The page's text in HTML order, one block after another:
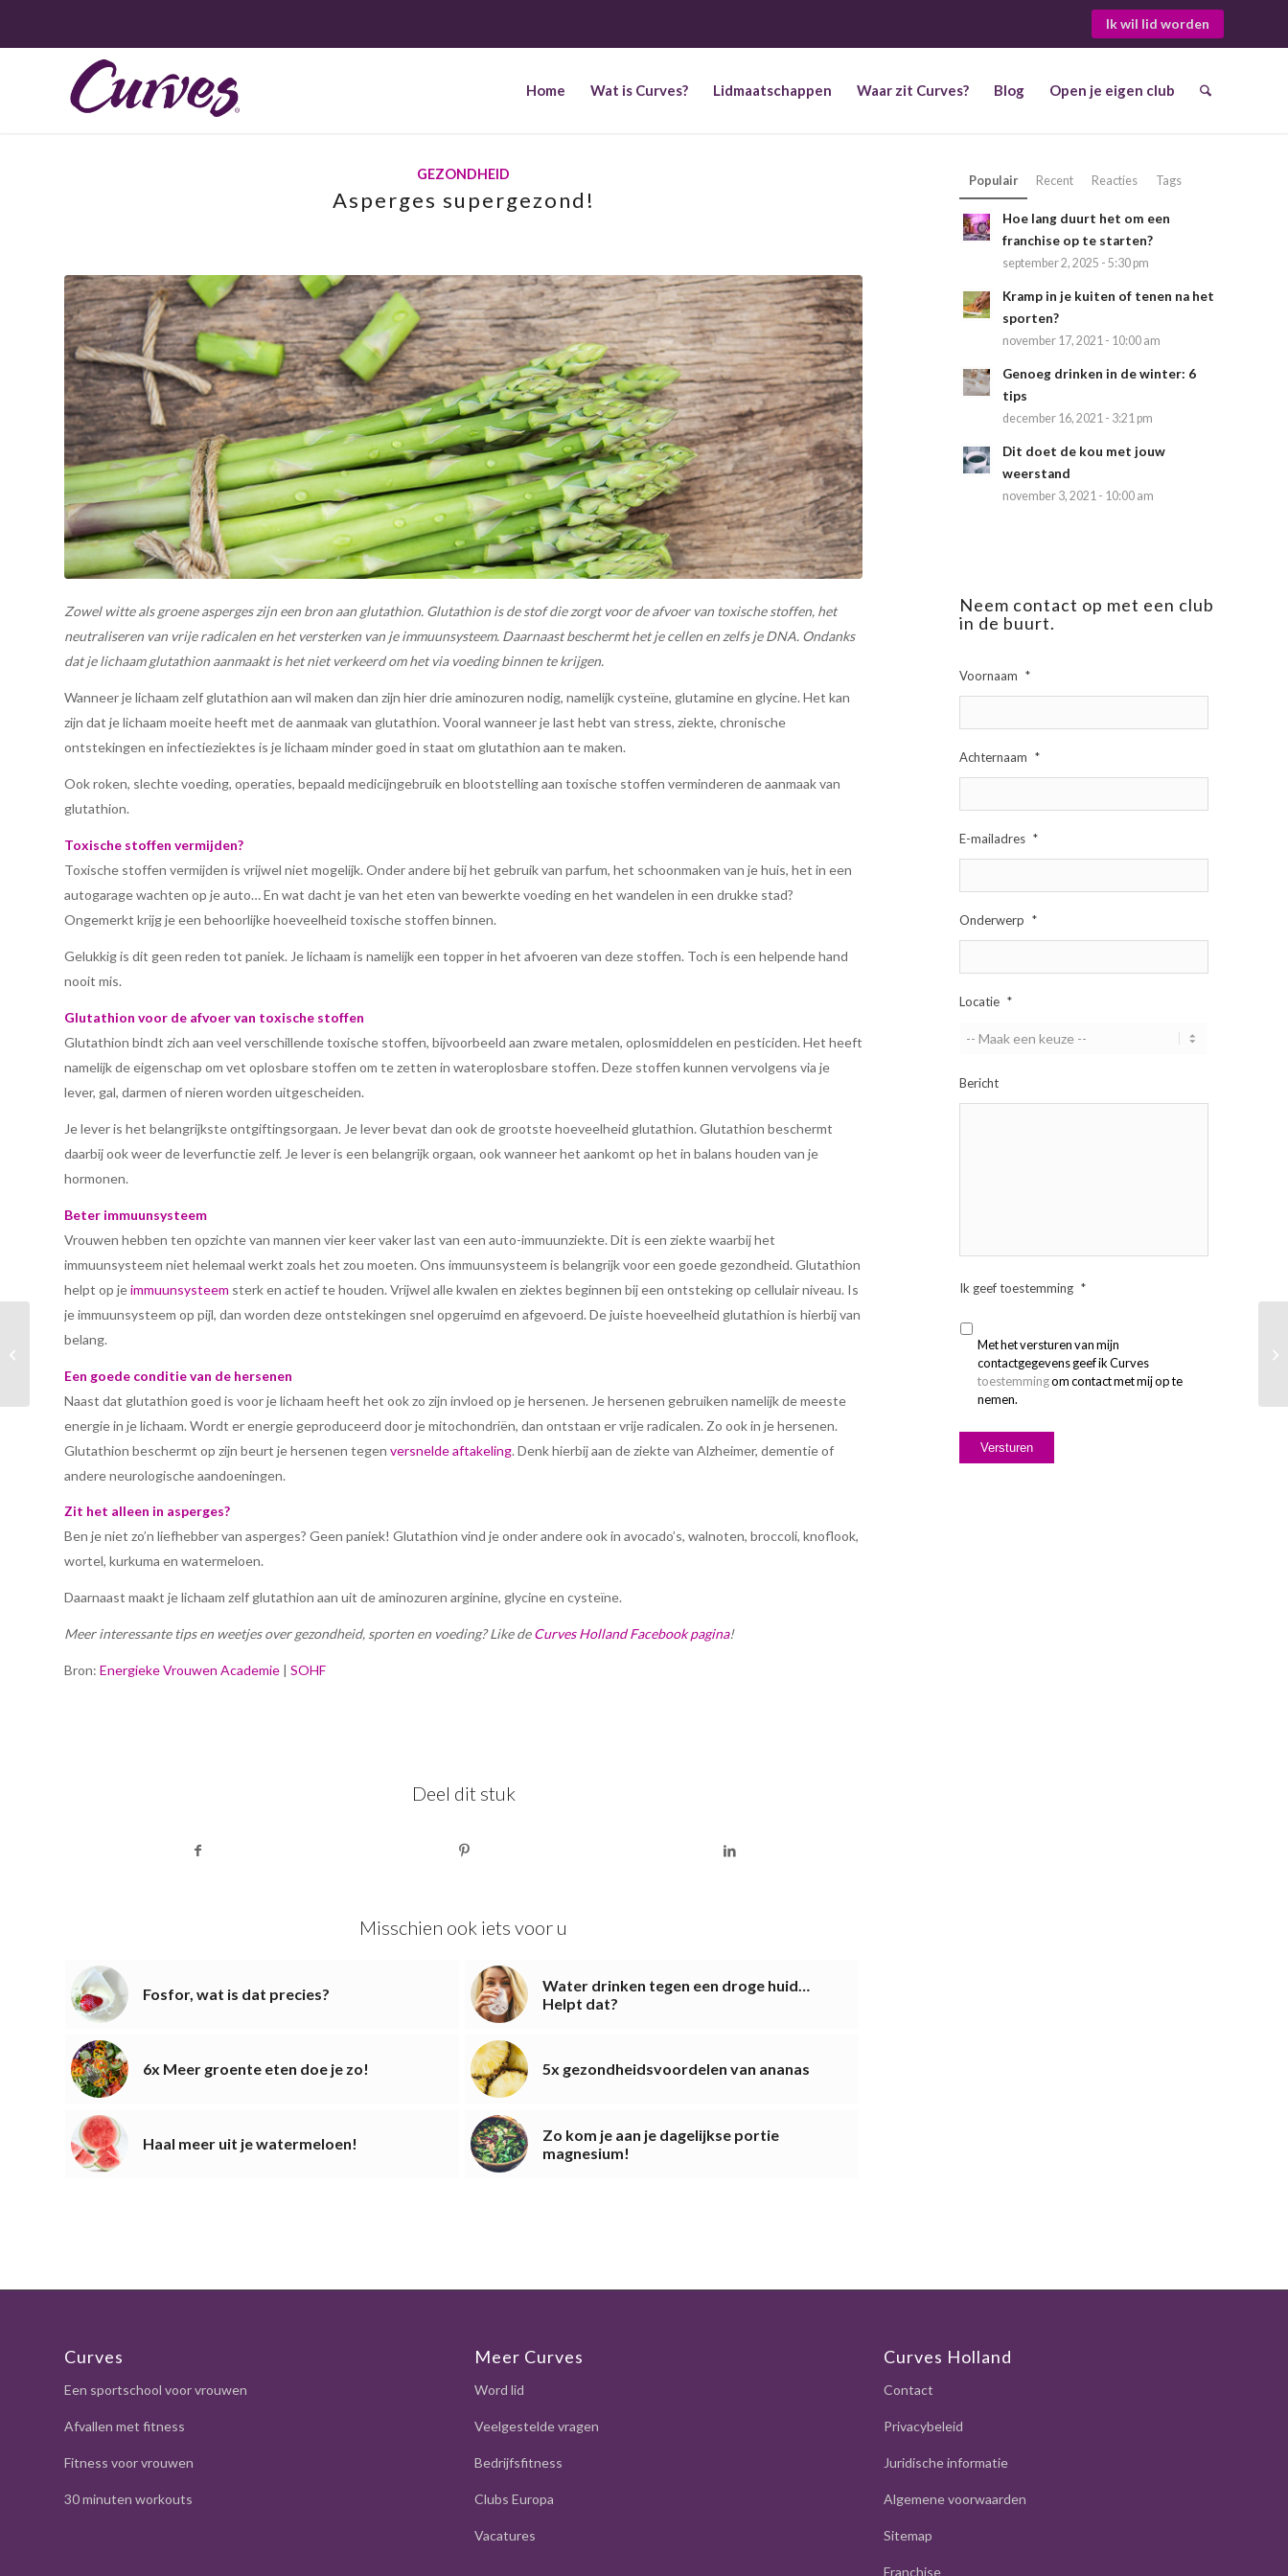
Ik wil lid worden
Home Wat is Curves? Lidmaatschappen Waar zit Curves? Blog Open je eigen club
GEZONDHEID
Asperges supergezond!
Zowel witte als groene asperges zijn een bron aan glutathion. Glutathion is de stof die zorgt voor de afvoer van toxische stoffen, het
neutraliseren van vrije radicalen en het versterken van je immuunsysteem. Daarnaast beschermt het je cellen en zelfs je DNA. Ondanks
dat je lichaam glutathion aanmaakt is het niet verkeerd om het via voeding binnen te krijgen.
Wanneer je lichaam zelf glutathion aan wil maken dan zijn hier drie aminozuren nodig, namelijk cysteïne, glutamine en glycine. Het kan
zijn dat je lichaam moeite heeft met de aanmaak van glutathion. Vooral wanneer je last hebt van stress, ziekte, chronische
ontstekingen en infectieziektes is je lichaam minder goed in staat om glutathion aan te maken.
Ook roken, slechte voeding, operaties, bepaald medicijngebruik en blootstelling aan toxische stoffen verminderen de aanmaak van
glutathion.
Toxische stoffen vermijden?
Toxische stoffen vermijden is vrijwel niet mogelijk. Onder andere bij het gebruik van parfum, het schoonmaken van je huis, het in een
autogarage wachten op je auto… En wat dacht je van het eten van bewerkte voeding en het wandelen in een drukke stad?
Ongemerkt krijg je een behoorlijke hoeveelheid toxische stoffen binnen.
Gelukkig is dit geen reden tot paniek. Je lichaam is namelijk een topper in het afvoeren van deze stoffen. Toch is een helpende hand
nooit mis.
Glutathion voor de afvoer van toxische stoffen
Glutathion bindt zich aan veel verschillende toxische stoffen, bijvoorbeeld aan zware metalen, oplosmiddelen en pesticiden. Het heeft
namelijk de eigenschap om vet oplosbare stoffen om te zetten in wateroplosbare stoffen. Deze stoffen kunnen vervolgens via je
lever, gal, darmen of nieren worden uitgescheiden.
Je lever is het belangrijkste ontgiftingsorgaan. Je lever bevat dan ook de grootste hoeveelheid glutathion. Glutathion beschermt
daarbij ook weer de leverfunctie zelf. Je lever is een belangrijk orgaan, ook wanneer het aankomt op het in balans houden van je
hormonen.
Beter immuunsysteem
Vrouwen hebben ten opzichte van mannen vier keer vaker last van een auto-immuunziekte. Dit is een ziekte waarbij het
immuunsysteem niet helemaal werkt zoals het zou moeten. Ons immuunsysteem is belangrijk voor een goede gezondheid. Glutathion
helpt op jeimmuunsysteem sterk en actief te houden. Vrijwel alle kwalen en ziektes beginnen bij een ontsteking op cellulair niveau. Is
je immuunsysteem op pijl, dan worden deze ontstekingen snel opgeruimd en afgevoerd. De juiste hoeveelheid glutathion is hierbij van
belang.
Een goede conditie van de hersenen
Naast dat glutathion goed is voor je lichaam heeft het ook zo zijn invloed op je hersenen. Je hersenen gebruiken namelijk de meeste
energie in je lichaam. Wordt er energie geproduceerd door je mitochondriën, dan ontstaan er vrije radicalen. Zo ook in je hersenen.
Glutathion beschermt op zijn beurt je hersenen tegen versnelde aftakeling. Denk hierbij aan de ziekte van Alzheimer, dementie of
andere neurologische aandoeningen.
Zit het alleen in asperges?
Ben je niet zo’n liefhebber van asperges? Geen paniek! Glutathion vind je onder andere ook in avocado’s, walnoten, broccoli, knoflook,
wortel, kurkuma en watermeloen.
Daarnaast maakt je lichaam zelf glutathion aan uit de aminozuren arginine, glycine en cysteïne.
Meer interessante tips en weetjes over gezondheid, sporten en voeding? Like deCurves Holland Facebook pagina!
Bron: Energieke Vrouwen Academie | SOHF
Deel dit stuk
Misschien ook iets voor u
Fosfor, wat is dat precies?
Water drinken tegen een droge huid…
Helpt dat?
6x Meer groente eten doe je zo! 5x gezondheidsvoordelen van ananas
Haal meer uit je watermeloen!
Zo kom je aan je dagelijkse portie
magnesium!
Populair Recent Reacties Tags
Hoe lang duurt het om een
franchise op te starten?
september 2, 2025 - 5:30 pm
Kramp in je kuiten of tenen na het
sporten?
november 17, 2021 - 10:00 am
Genoeg drinken in de winter: 6
tips
december 16, 2021 - 3:21 pm
Dit doet de kou met jouw
weerstand
november 3, 2021 - 10:00 am
Neem contact op met een club
in de buurt.
Voornaam *
Achternaam *
E-mailadres *
Onderwerp *
Locatie *
Bericht
Ik geef toestemming *
Met het versturen van mijn
contactgegevens geef ik Curves
toestemmingom contact met mij op te
nemen.
Versturen
Curves
Een sportschool voor vrouwen
Afvallen met fitness
Fitness voor vrouwen
30 minuten workouts
Meer Curves
Word lid
Veelgestelde vragen
Bedrijfsfitness
Clubs Europa
Vacatures
Curves Holland
Contact
Privacybeleid
Juridische informatie
Algemene voorwaarden
Sitemap
Franchise
Last van eczeem? Ken je